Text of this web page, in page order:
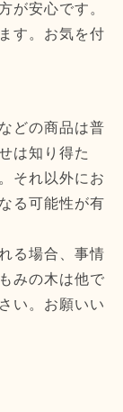
が安心です。
す。お気を付
どの商品は普
は知り得た
それ以外にお
る可能性が有
る場合、事情
みの木は他で
い。お願いい